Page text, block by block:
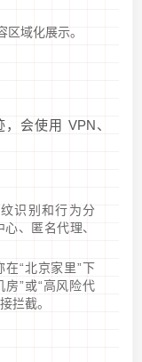
域化展示。
会使用 VPN、
识别和行为分
、匿名代理、
“北京家里”下
”或“高风险代
拦截。